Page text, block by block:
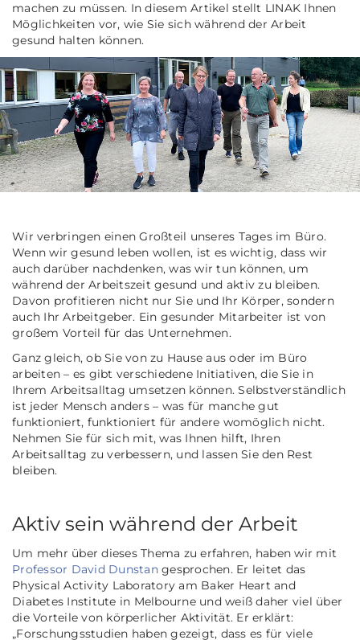
machen zu müssen. In diesem Artikel stellt LINAK Ihnen
Möglichkeiten vor, wie Sie sich während der Arbeit
gesund halten können.
Wir verbringen einen Großteil unseres Tages im Büro.
Wenn wir gesund leben wollen, ist es wichtig, dass wir
auch darüber nachdenken, was wir tun können, um
während der Arbeitszeit gesund und aktiv zu bleiben.
Davon profitieren nicht nur Sie und Ihr Körper, sondern
auch Ihr Arbeitgeber. Ein gesunder Mitarbeiter ist von
großem Vorteil für das Unternehmen.
Ganz gleich, ob Sie von zu Hause aus oder im Büro
arbeiten – es gibt verschiedene Initiativen, die Sie in
Ihrem Arbeitsalltag umsetzen können. Selbstverständlich
ist jeder Mensch anders – was für manche gut
funktioniert, funktioniert für andere womöglich nicht.
Nehmen Sie für sich mit, was Ihnen hilft, Ihren
Arbeitsalltag zu verbessern, und lassen Sie den Rest
bleiben.
Aktiv sein während der Arbeit
Um mehr über dieses Thema zu erfahren, haben wir mit
Professor David Dunstangesprochen. Er leitet das
Physical Activity Laboratory am Baker Heart and
Diabetes Institute in Melbourne und weiß daher viel über
die Vorteile von körperlicher Aktivität. Er erklärt:
„Forschungsstudien haben gezeigt, dass es für viele